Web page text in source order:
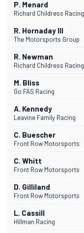
P. Menard
Richard Childress Racing
R. Hornaday III
The Motorsports Group
R. Newman
Richard Childress Racing
M. Bliss
Go FAS Racing
A. Kennedy
Leavine Family Racing
C. Buescher
Front Row Motorsports
C. Whitt
Front Row Motorsports
D. Gilliland
Front Row Motorsports
L. Cassill
Hillman Racing